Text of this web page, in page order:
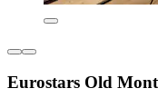
Eurostars Old